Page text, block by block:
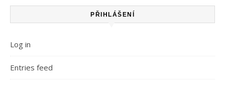
PŘIHLÁŠENÍ
Log in
Entries feed